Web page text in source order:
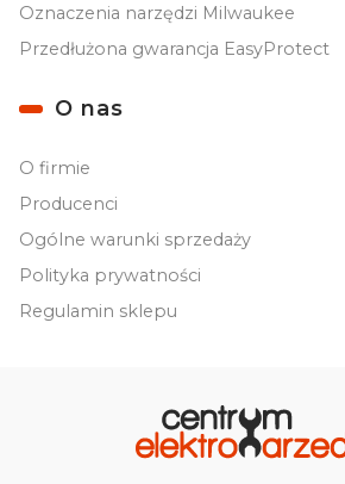
Oznaczenia narzędzi Milwaukee
Przedłużona gwarancja EasyProtect
O nas
O firmie
Producenci
Ogólne warunki sprzedaży
Polityka prywatności
Regulamin sklepu